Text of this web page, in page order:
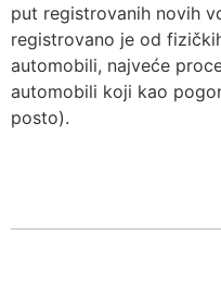
put registrovanih novih
registrovano je od
automobili, najveće
automobili koji kao
posto).